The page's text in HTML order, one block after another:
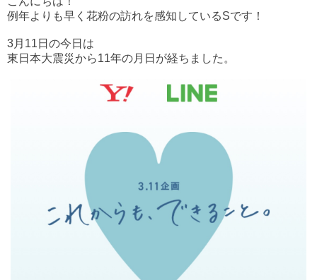
例年よりも早く花粉の訪れを感知しているSです！
3月11日の今日は
東日本大震災から11年の月日が経ちました。